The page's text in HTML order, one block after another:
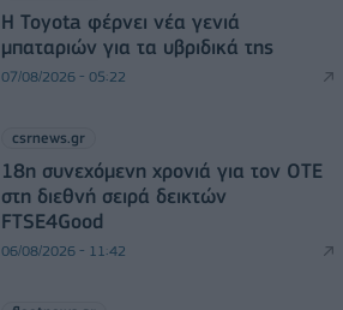
Η Toyota φέρνει νέα γενιά
μπαταριών για τα υβριδικά της
07/08/2026 - 05:22
csrnews.gr
18η συνεχόμενη χρονιά για τον ΟΤΕ
στη διεθνή σειρά δεικτών
FTSE4Good
06/08/2026 - 11:42